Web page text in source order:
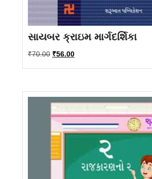
સાયબર ક્રાઇમ માર્ગદર્શિકા
₹70.00 Original
was:
₹56.00Current
is: